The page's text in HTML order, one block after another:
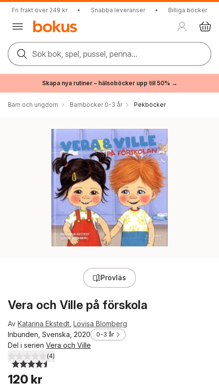
Fri frakt över 249 kr • Snabba leveranser • Billiga böcker
Sök bok, spel, pussel, penna...
Skapa nya rutiner – hälsoböcker upp till 50% →
Barn och ungdom Barnböcker 0-3 år Pekböcker
Provläs
Vera och Ville på förskola
Av Katarina Ekstedt Lovisa Blomberg
Inbunden, Svenska, 2020
0-3 år
Del i serien Vera och Ville
4,5utav 5 stjärnor. Totalt antal röster:
(4)
120 kr